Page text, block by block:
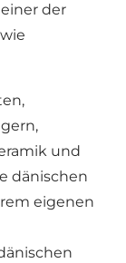
der
und
dänischen
eigenen